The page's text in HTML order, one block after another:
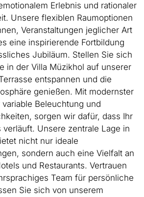
Erlebnis und rationaler
Unsere flexiblen Raumoptionen
Veranstaltungen jeglicher Art
eine inspirierende Fortbildung
Jubiläum. Stellen Sie sich
in der Villa Müzikhol auf unserer
entspannen und die
genießen. Mit modernster
Beleuchtung und
sorgen wir dafür, dass Ihr
verläuft. Unsere zentrale Lage in
nicht nur ideale
sondern auch eine Vielfalt an
und Restaurants. Vertrauen
Team für persönliche
Sie sich von unserem